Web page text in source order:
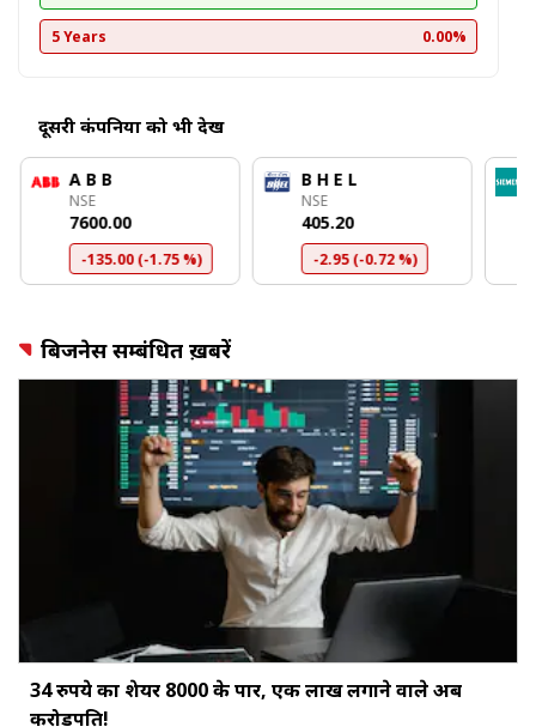
5 Years 0.00%
दूसरी कंपनियों को भी देखें
A B B
NSE
₹7600.00
-135.00 (-1.75 %)
B H E L
NSE
₹405.20
-2.95 (-0.72 %)
बिजनेस सम्बंधित ख़बरें
34 रुपये का शेयर ₹8000 के पार, एक लाख लगाने वाले अब
करोड़पति!